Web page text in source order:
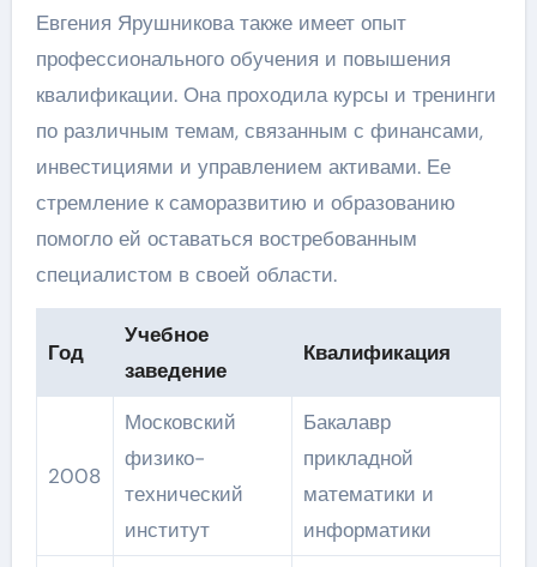
Евгения Ярушникова также имеет опыт
профессионального обучения и повышения
квалификации. Она проходила курсы и тренинги
по различным темам, связанным с финансами,
инвестициями и управлением активами. Ее
стремление к саморазвитию и образованию
помогло ей оставаться востребованным
специалистом в своей области.
Год
Учебное
заведение
Квалификация
2008
Московский
физико-
технический
институт
Бакалавр
прикладной
математики и
информатики